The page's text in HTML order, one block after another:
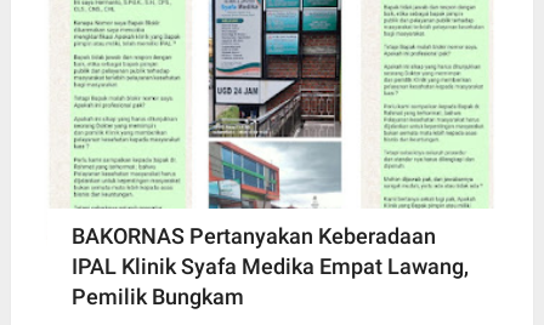
BAKORNAS Pertanyakan Keberadaan
IPAL Klinik Syafa Medika Empat Lawang,
Pemilik Bungkam